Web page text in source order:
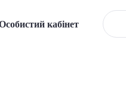
кабінет